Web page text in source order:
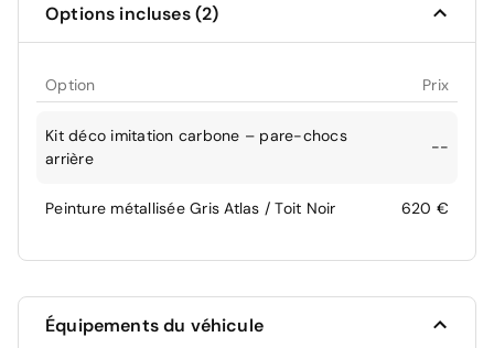
Options incluses (2)
Option Prix
Kit déco imitation carbone – pare-chocs
arrière
--
Peinture métallisée Gris Atlas / Toit Noir 620 €
Équipements du véhicule